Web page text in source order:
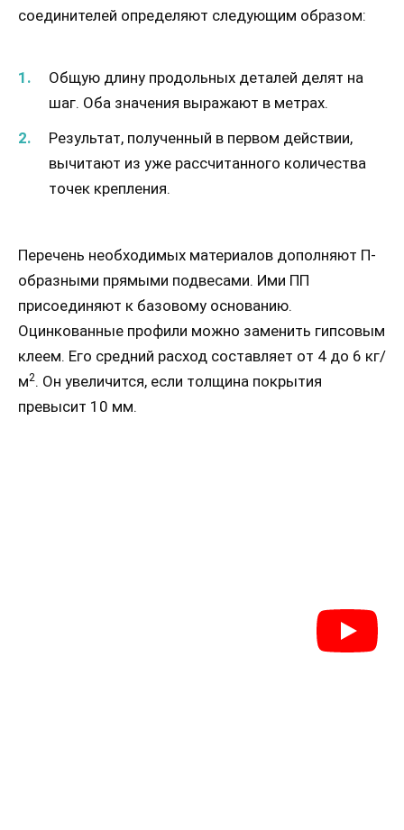
соединителей определяют следующим образом:
Общую длину продольных деталей делят на
шаг. Оба значения выражают в метрах.
Результат, полученный в первом действии,
вычитают из уже рассчитанного количества
точек крепления.
Перечень необходимых материалов дополняют П-
образными прямыми подвесами. Ими ПП
присоединяют к базовому основанию.
Оцинкованные профили можно заменить гипсовым
клеем. Его средний расход составляет от 4 до 6 кг/
м2. Он увеличится, если толщина покрытия
превысит 10 мм.